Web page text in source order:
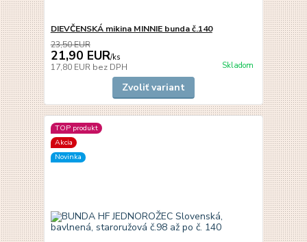
DIEVČENSKÁ mikina MINNIE bunda č.140
23,50 EUR
21,90 EUR/ks
17,80 EUR bez DPH Skladom
Zvoliť variant
TOP produkt
Akcia
Novinka